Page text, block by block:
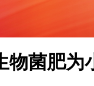
物菌肥为